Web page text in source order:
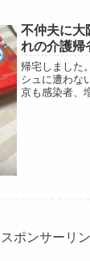
なってきた(-
つくと、5分
不仲夫に大
れの介護帰
帰宅しました
シュに遭わな
京も感染者、
スポンサーリ